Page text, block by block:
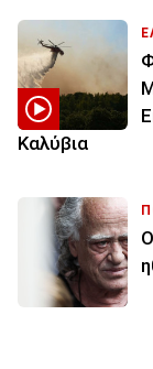
Καλύβια